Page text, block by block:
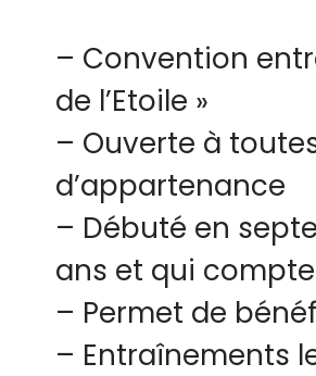
– Convention
de l’Etoile »
– Ouverte à
d’appartenance
– Débuté en
ans et qui
– Permet de
– Entraînements